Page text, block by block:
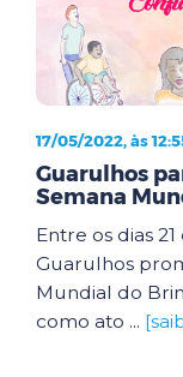
17/05/2022, às
Guarulhos
Semana
Entre os dias
Guarulhos
Mundial do
como ato ...